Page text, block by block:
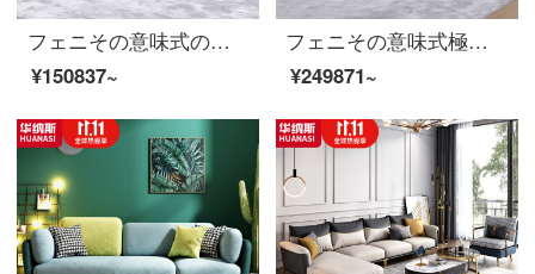
フェニその意味式の極簡単な頭の階の牛革のソファーの本革の青い近代的で軽はずみな贅沢な客間の家具の3人の位の小さい家型Trapani-頭の階の牛革【3人の位】のイタリア式はきわめて簡単です。
¥150837~
フェニその意味式極小真皮のダウンジャケットの頭の牛の皮のステンレスは軽くて贅沢な近代的な客間の黒色の1+3人の位のTrapani-頭の階の牛の皮【3人の位のソファー】のイタリアはきわめて簡単です。
¥249871~